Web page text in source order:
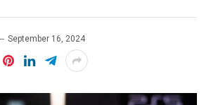
September 16, 2024